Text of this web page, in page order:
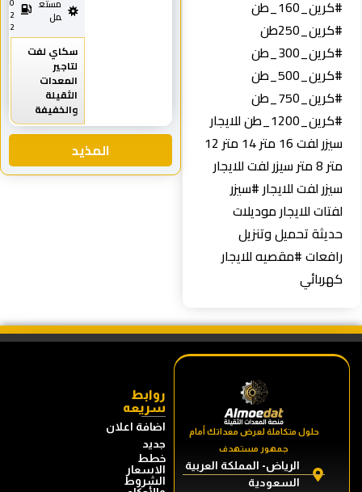
#كرين_160_طن
#كرين_250طن
#كرين_300_طن
#كرين_500_طن
#كرين_750_طن
#كرين_1200_طن للايجار
سيزر لفت 16 متر 14 متر 12
متر 8 متر سیزر لفت للايجار
سيزر لفت للايجار #سيزر
لفتات للايجار موديلات
حديثة تحميل وتنزيل
رافعات #مقصيه للايجار
كهربائي
المذيد
مستع
مل
سكاي لفت
لتاجير
المعدات
الثقيلة
والخفيفة
حلول متكاملة لعرض معداتك أمام
جمهور مستهدف
الرياض- المملكة العربية
السعودية
روابط
سريعه
اضافة اعلان
جديد
خطط
الاسعار
الشروط